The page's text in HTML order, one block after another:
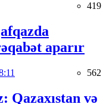
419
aparır
562
Qazaxıstan və